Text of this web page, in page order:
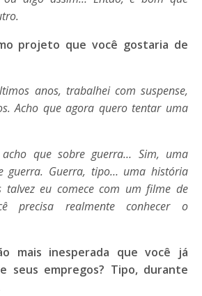
projeto que você gostaria de
anos, trabalhei com suspense,
Acho que agora quero tentar uma
que sobre guerra… Sim, uma
guerra. Guerra, tipo… uma história
talvez eu comece com um filme de
precisa realmente conhecer o
mais inesperada que você já
seus empregos? Tipo, durante